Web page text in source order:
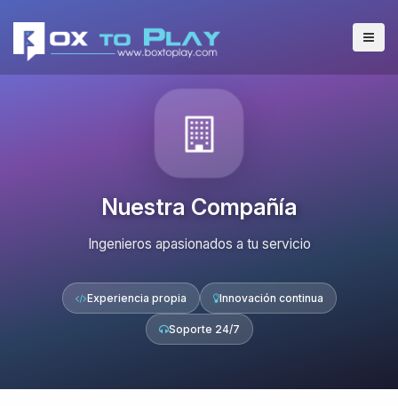
Nuestra Compañía
Ingenieros apasionados a tu servicio
Experiencia propia Innovación continua
Soporte 24/7